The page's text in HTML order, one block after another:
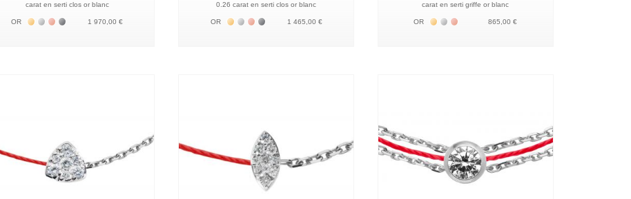
carat en serti clos or blanc
OR Жёлтое золото 18К
Белое золото 18К
Розовое золото 18К
Чёрное золото 18К
1 970,00 €
0.26 carat en serti clos or blanc
OR Жёлтое золото 18К
Белое золото 18К
Розовое золото 18К
Чёрное золото 18К
1 465,00 €
carat en serti griffe or blanc
OR Жёлтое золото 18К
Белое золото 18К
Розовое золото 18К
865,00 €